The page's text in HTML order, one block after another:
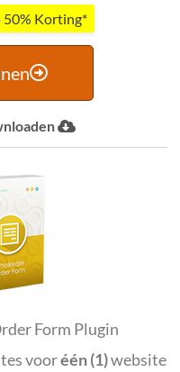
50% Korting*
Form Plugin
vooréén (1)website